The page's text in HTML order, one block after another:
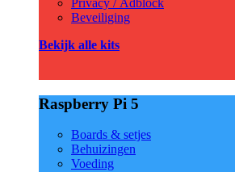
Beveiliging
Bekijk alle kits
Raspberry Pi 5
Boards & setjes
Behuizingen
Voeding